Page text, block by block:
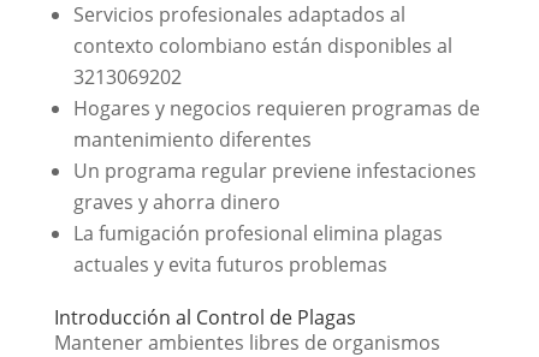
Servicios profesionales adaptados al
contexto colombiano están disponibles al
3213069202
Hogares y negocios requieren programas de
mantenimiento diferentes
Un programa regular previene infestaciones
graves y ahorra dinero
La fumigación profesional elimina plagas
actuales y evita futuros problemas
Introducción al Control de Plagas
Mantener ambientes libres de organismos